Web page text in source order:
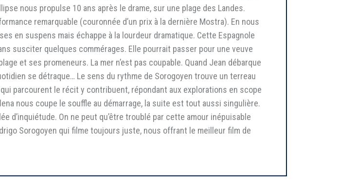
nous propulse 10 ans après le drame, sur une plage des Landes.
remarquable (couronnée d’un prix à la dernière Mostra). En nous
en suspens mais échappe à la lourdeur dramatique. Cette Espagnole
susciter quelques commérages. Elle pourrait passer pour une veuve
et ses promeneurs. La mer n’est pas coupable. Quand Jean débarque
se détraque… Le sens du rythme de Sorogoyen trouve un terreau
parcourent le récit y contribuent, répondant aux explorations en scope
nous coupe le souffle au démarrage, la suite est tout aussi singulière.
d’inquiétude. On ne peut qu’être troublé par cette amour inépuisable
Sorogoyen qui filme toujours juste, nous offrant le meilleur film de